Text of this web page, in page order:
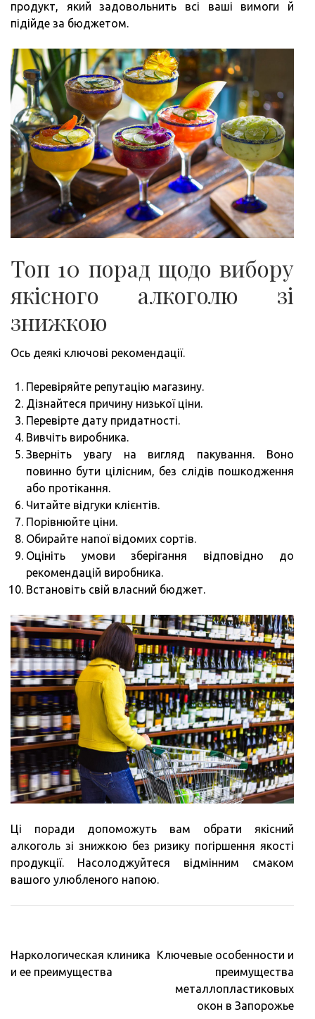
продукт, який задовольнить всі ваші вимоги й
підійде за бюджетом.
Топ 10 порад щодо вибору
якісного алкоголю зі
знижкою
Ось деякі ключові рекомендації.
Перевіряйте репутацію магазину.
Дізнайтеся причину низької ціни.
Перевірте дату придатності.
Вивчіть виробника.
Зверніть увагу на вигляд пакування. Воно
повинно бути цілісним, без слідів пошкодження
або протікання.
Читайте відгуки клієнтів.
Порівнюйте ціни.
Обирайте напої відомих сортів.
Оцініть умови зберігання відповідно до
рекомендацій виробника.
Встановіть свій власний бюджет.
Ці поради допоможуть вам обрати якісний
алкоголь зі знижкою без ризику погіршення якості
продукції. Насолоджуйтеся відмінним смаком
вашого улюбленого напою.
Навигация
по
Наркологическая клиника
и ее преимущества
Ключевые особенности и
преимущества
металлопластиковых
окон в Запорожье